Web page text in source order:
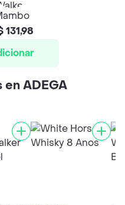
131,98
ADEGA